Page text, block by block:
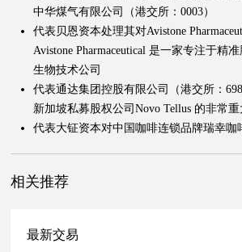
中华煤气有限公司（港交所：0003）
代表贝恩资本处理其对Avistone
Avistone Pharmaceutical 是一家专注于精
生物技术公司
代表通达集团控股有限公司（港交所：
新加坡私募股权公司Novo Tellus 的非常重
代表大钲资本对中国咖啡连锁品牌瑞幸咖
万达商业管理是大连万达集团的商业物业
2029年到期的可转换优先票据对万国数据
克：GDS；港交所：9698）的投资
相关推荐
最新交易